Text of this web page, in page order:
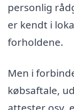
personlig
er kendt i
forholdene.
Men i
købsaftale,